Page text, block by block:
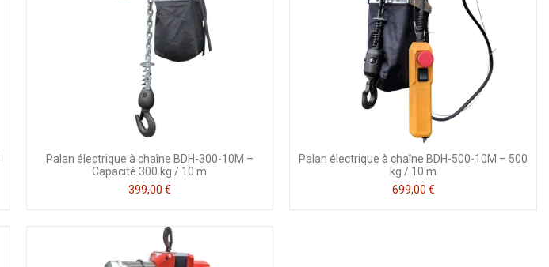
Palan électrique à chaîne BDH-300-10M –
Capacité 300 kg / 10 m
399,00 €
Palan électrique à chaîne BDH-500-10M – 500
kg / 10 m
699,00 €